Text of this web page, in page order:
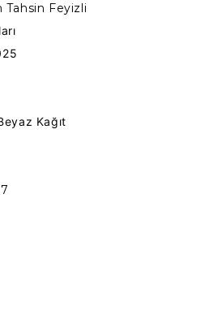
Tahsin Feyizli
Kağıt